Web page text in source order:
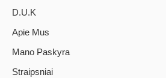
D.U.K
Apie Mus
Mano Paskyra
Straipsniai